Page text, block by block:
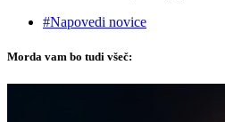
#Napovedi novice
Morda vam bo tudi všeč: